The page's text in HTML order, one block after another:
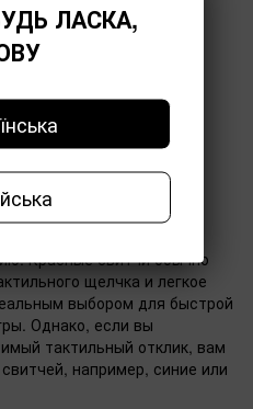
для каких целей вы
с красными
для игр, вам
с высокой скоростью
Если же вы ищете
печати текста, важно
длительном
Красные свитчи обычно
щелчка и легкое
выбором для быстрой
Однако, если вы
тактильный отклик, вам
например, синие или
ЛАСКА,